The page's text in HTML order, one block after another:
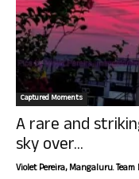
Captured Moments
A rare and
sky over...
Violet Pereira, Mangaluru.